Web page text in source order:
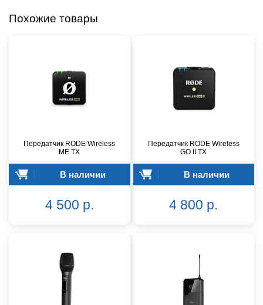
Похожие товары
Передатчик RODE Wireless
ME TX
В наличии
4 500 р.
Передатчик RODE Wireless
GO II TX
В наличии
4 800 р.